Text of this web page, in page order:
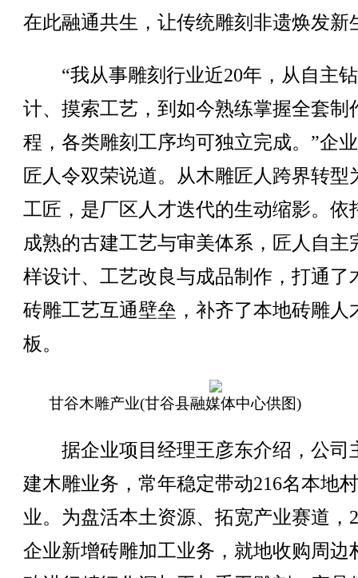
在此融通共生，让传统雕刻非遗焕发新
“我从事雕刻行业近20年，从自主
计、摸索工艺，到如今熟练掌握全套制
程，各类雕刻工序均可独立完成。”企
匠人令双荣说道。从木雕匠人跨界转型
工匠，是厂区人才迭代的生动缩影。依
成熟的古建工艺与审美体系，匠人自主
样设计、工艺改良与成品制作，打通了
砖雕工艺互通壁垒，补齐了本地砖雕人
板。
甘谷木雕产业(甘谷县融媒体中心供图)
据企业项目经理王彦东介绍，公司
建木雕业务，常年稳定带动216名本地
业。为盘活本土资源、拓宽产业赛道，
企业新增砖雕加工业务，就地收购周边